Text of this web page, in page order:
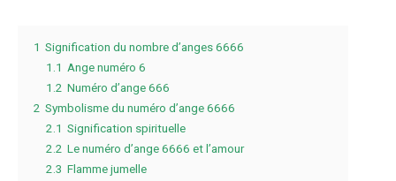
1 Signification du nombre d’anges 6666
1.1 Ange numéro 6
1.2 Numéro d’ange 666
2 Symbolisme du numéro d’ange 6666
2.1 Signification spirituelle
2.2 Le numéro d’ange 6666 et l’amour
2.3 Flamme jumelle